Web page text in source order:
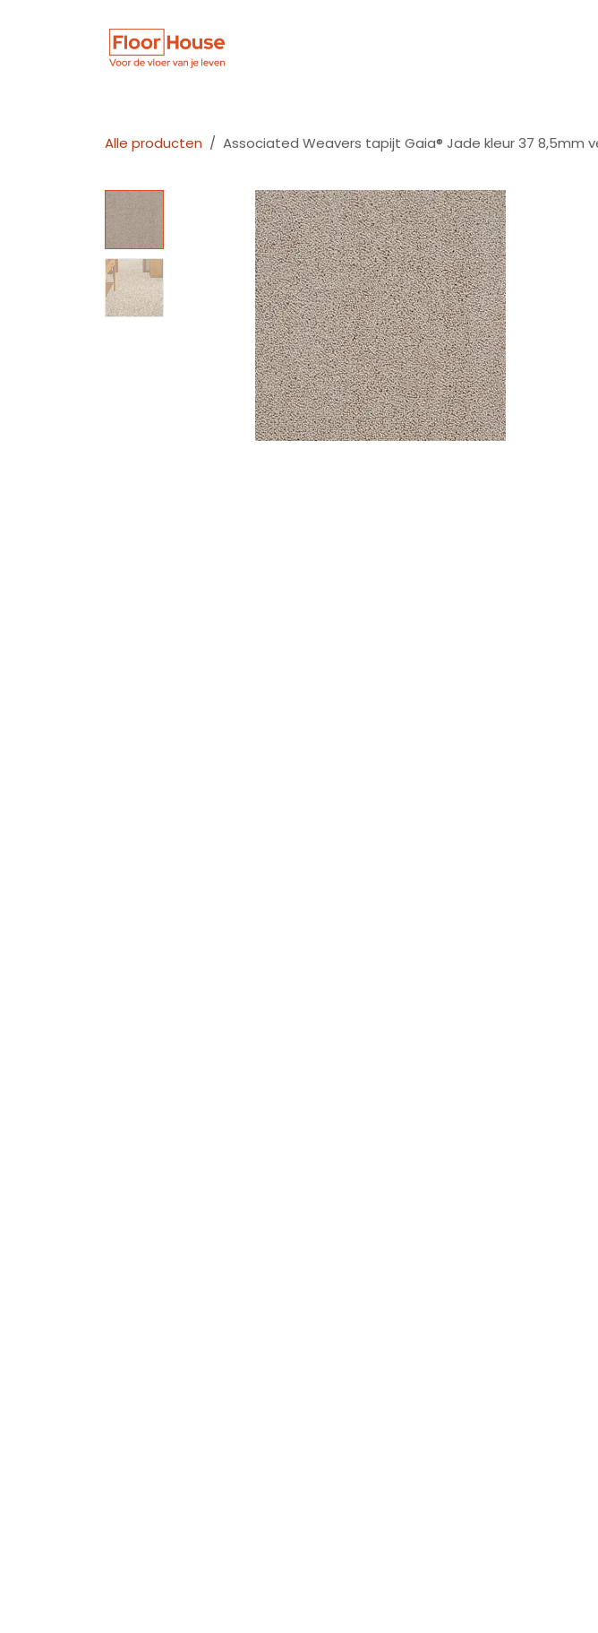
Alle producten Associated Weavers tapijt Gaia® Jade kleur 37 8,5mm